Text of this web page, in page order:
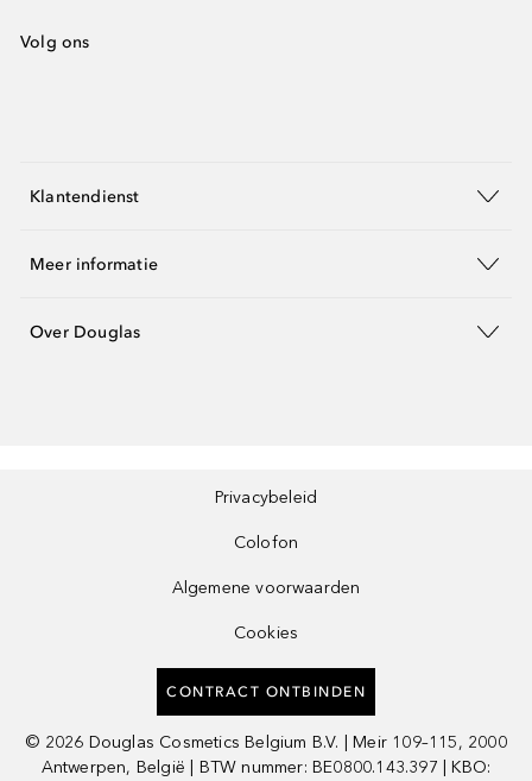
Volg ons
Klantendienst
Meer informatie
Over Douglas
Privacybeleid
Colofon
Algemene voorwaarden
Cookies
CONTRACT ONTBINDEN
© 2026 Douglas Cosmetics Belgium B.V. | Meir 109–115, 2000
Antwerpen, België | BTW nummer: BE0800.143.397 | KBO: